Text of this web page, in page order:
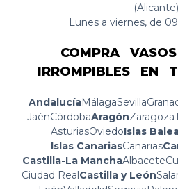
(Alicante)
Lunes a viernes, de
COMPRA
IRROMPIBLES EN
AndalucíaMálagaSevilla
JaénCórdobaAragónZaragoza
AsturiasOviedoIslas
Islas CanariasCanarias
Castilla-La ManchaAlbacete
Ciudad RealCastilla y León